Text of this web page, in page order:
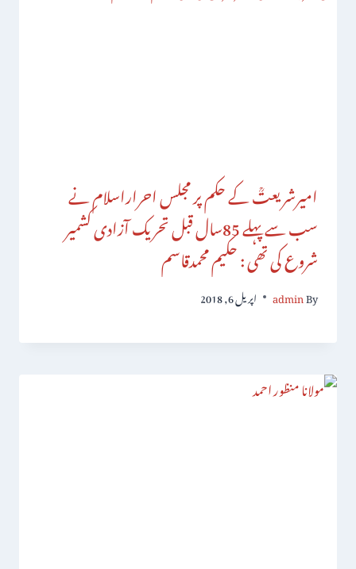
امیرشریعتؒ کے حکم پر مجلس احراراسلام نے
سب سے پہلے 85سال قبل تحریک آزادی کشمیر
شروع کی تھی : حکیم محمدقاسم
By
admin اپریل 6, 2018